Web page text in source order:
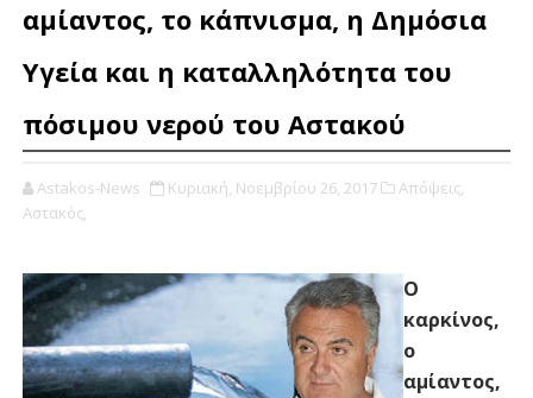
αμίαντος, το κάπνισμα, η Δημόσια
Υγεία και η καταλληλότητα του
πόσιμου νερού του Αστακού
Astakos-News Κυριακή, Νοεμβρίου 26, 2017
Απόψεις,
Αστακός,
Ο
καρκίνος,
ο
αμίαντος,